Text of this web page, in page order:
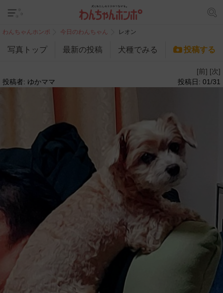
わんちゃんホンポ 今日のわんちゃん レオン
写真トップ 最新の投稿 犬種でみる 投稿する
[前] [次]
投稿者: ゆかママ
投稿日: 01/31